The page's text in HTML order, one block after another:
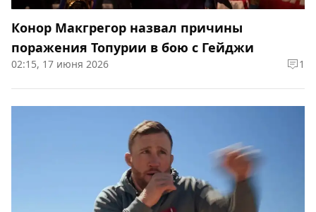
Конор Макгрегор назвал причины
поражения Топурии в бою с Гейджи
02:15, 17 июня 2026 1